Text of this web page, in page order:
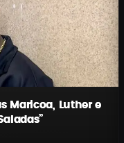
Maricoa, Luther e